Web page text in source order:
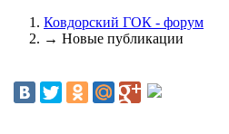
Ковдорский ГОК - форум
→ Новые публикации